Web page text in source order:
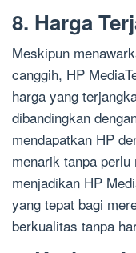
8. Harga
Meskipun
canggih, HP
harga yang
dibandingkan
mendapatkan HP
menarik tanpa
menjadikan HP
yang tepat bagi
berkualitas tanpa